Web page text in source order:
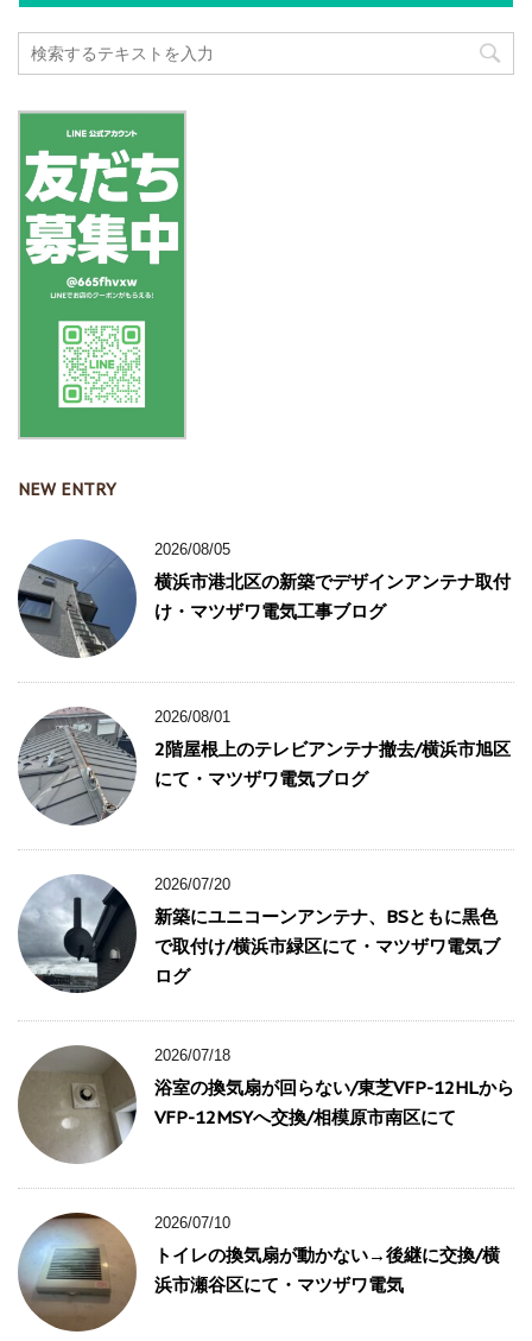
NEW ENTRY
2026/08/05
横浜市港北区の新築でデザインアンテナ取付
け・マツザワ電気工事ブログ
2026/08/01
2階屋根上のテレビアンテナ撤去/横浜市旭区
にて・マツザワ電気ブログ
2026/07/20
新築にユニコーンアンテナ、BSともに黒色
で取付け/横浜市緑区にて・マツザワ電気ブ
ログ
2026/07/18
浴室の換気扇が回らない/東芝VFP-12HLから
VFP-12MSYへ交換/相模原市南区にて
2026/07/10
トイレの換気扇が動かない→後継に交換/横
浜市瀬谷区にて・マツザワ電気